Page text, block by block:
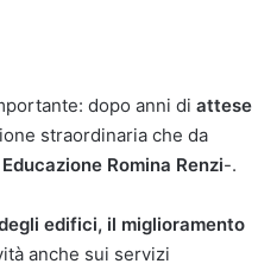
dopo anni di attese
straordinaria che da
Romina Renzi-.
edifici, il miglioramento
anche sui servizi